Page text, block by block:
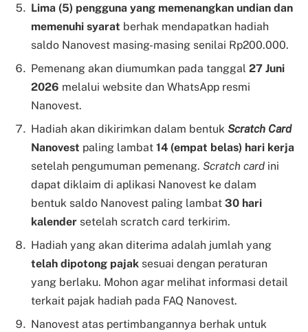
Lima (5) pengguna yang memenangkan undian dan
memenuhi syarat berhak mendapatkan hadiah
saldo Nanovest masing-masing senilai Rp200.000.
Pemenang akan diumumkan pada tanggal 27 Juni
2026 melalui website dan WhatsApp resmi
Nanovest.
Hadiah akan dikirimkan dalam bentuk Scratch Card
Nanovest paling lambat 14 (empat belas) hari kerja
setelah pengumuman pemenang. Scratch card ini
dapat diklaim di aplikasi Nanovest ke dalam
bentuk saldo Nanovest paling lambat 30 hari
kalender setelah scratch card terkirim.
Hadiah yang akan diterima adalah jumlah yang
telah dipotong pajak sesuai dengan peraturan
yang berlaku. Mohon agar melihat informasi detail
terkait pajak hadiah pada FAQ Nanovest.
Nanovest atas pertimbangannya berhak untuk